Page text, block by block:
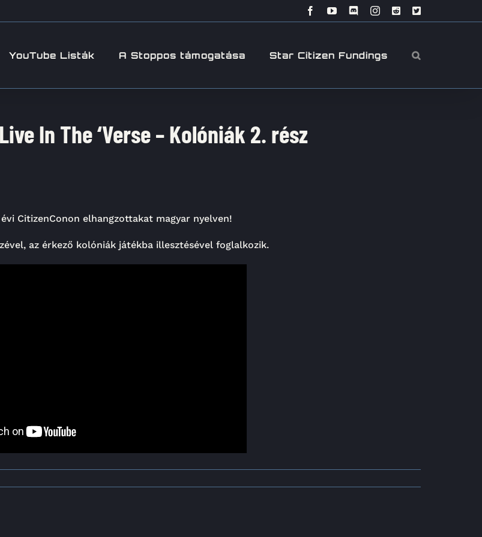
FacebookYouTubeDiscordInstagram
RedditX
YouTube Listák A Stoppos támogatása Star Citizen Fundings
In The ‘Verse – Kolóniák 2. rész
CitizenConon elhangzottakat magyar nyelven!
az érkező kolóniák játékba illesztésével foglalkozik.